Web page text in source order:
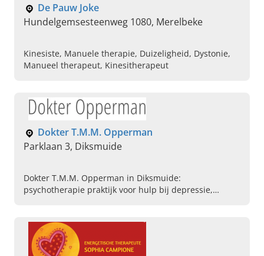
De Pauw Joke
Hundelgemsesteenweg 1080, Merelbeke
Kinesiste, Manuele therapie, Duizeligheid, Dystonie,
Manueel therapeut, Kinesitherapeut
Dokter T.M.M. Opperman
Parklaan 3, Diksmuide
Dokter T.M.M. Opperman in Diksmuide:
psychotherapie praktijk voor hulp bij depressie,